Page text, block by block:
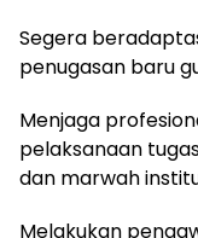
Segera
penugasan baru
‎Menjaga
pelaksanaan
dan marwah
Melakukan